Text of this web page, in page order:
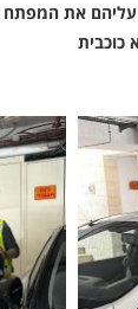
את המפתח